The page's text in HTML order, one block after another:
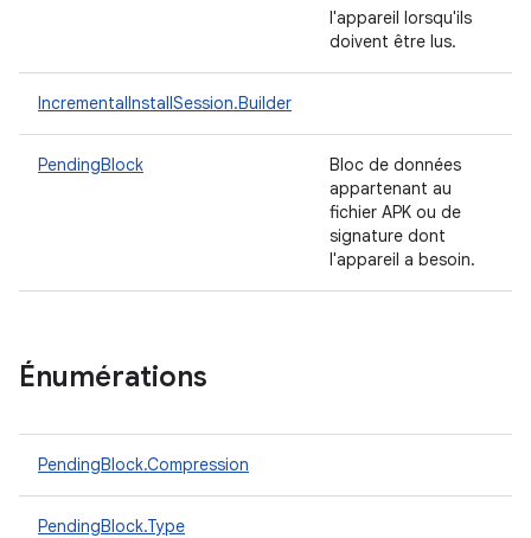
l'appareil lorsqu'ils
doivent être lus.
IncrementalInstallSession.Builder
PendingBlock
Bloc de données
appartenant au
fichier APK ou de
signature dont
l'appareil a besoin.
Énumérations
PendingBlock.Compression
PendingBlock.Type